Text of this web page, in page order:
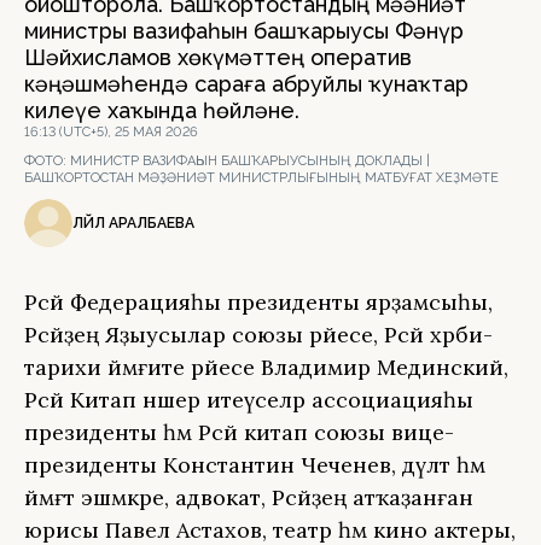
министры вазифаһын башҡарыусы Фәнүр
Шәйхисламов хөкүмәттең оператив
кәңәшмәһендә сараға абруйлы ҡунаҡтар
килеүе хаҡында һөйләне.
16:13 (UTC+5), 25 МАЯ 2026
ФОТО: МИНИСТР ВАЗИФАҺЫН БАШҠАРЫУСЫНЫҢ ДОКЛАДЫ |
БАШҠОРТОСТАН МӘҘӘНИӘТ МИНИСТРЛЫҒЫНЫҢ МАТБУҒАТ ХЕҘМӘТЕ
ЛӘЙЛӘ АРАЛБАЕВА
Рәсәй Федерацияһы президенты ярҙамсыһы,
Рәсәйҙең Яҙыусылар союзы рәйесе, Рәсәй хәрби-
тарихи йәмғиәте рәйесе Владимир Мединский,
Рәсәй Китап нәшер итеүселәр ассоциацияһы
президенты һәм Рәсәй китап союзы вице-
президенты Константин Чеченев, дәүләт һәм
йәмәғәт эшмәкәре, адвокат, Рәсәйҙең атҡаҙанған
юрисы Павел Астахов, театр һәм кино актеры,